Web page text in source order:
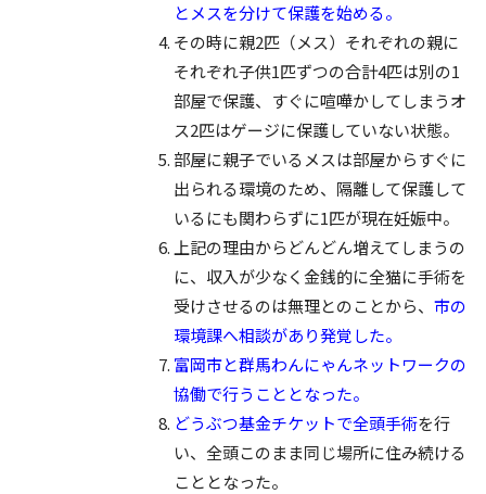
とメスを分けて保護を始める。
その時に親2匹（メス）それぞれの親に
それぞれ子供1匹ずつの合計4匹は別の1
部屋で保護、すぐに喧嘩かしてしまうオ
ス2匹はゲージに保護していない状態。
部屋に親子でいるメスは部屋からすぐに
出られる環境のため、隔離して保護して
いるにも関わらずに1匹が現在妊娠中。
上記の理由からどんどん増えてしまうの
に、収入が少なく金銭的に全猫に手術を
受けさせるのは無理とのことから、 市の
環境課へ相談があり発覚した。
富岡市と群馬わんにゃんネットワークの
協働で行うこととなった。
どうぶつ基金チケットで全頭手術を行
い、全頭このまま同じ場所に住み続ける
こととなった。